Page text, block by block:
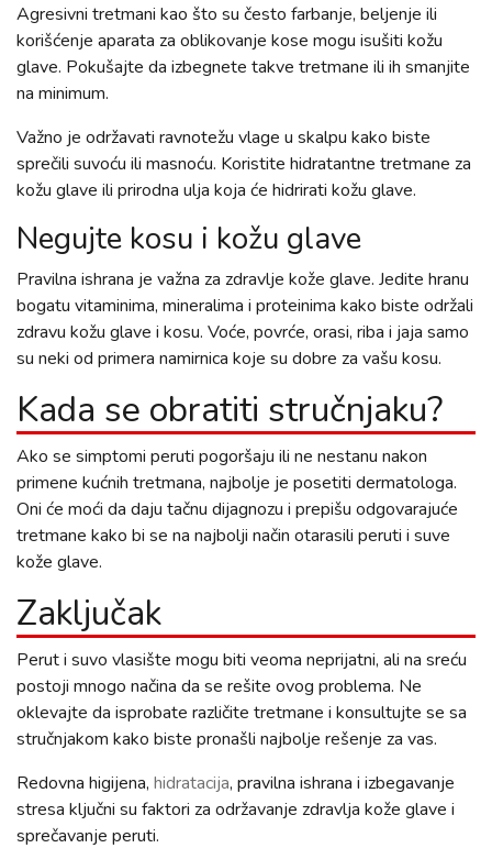
Agresivni tretmani kao što su često farbanje, beljenje ili
korišćenje aparata za oblikovanje kose mogu isušiti kožu
glave. Pokušajte da izbegnete takve tretmane ili ih smanjite
na minimum.
Važno je održavati ravnotežu vlage u skalpu kako biste
sprečili suvoću ili masnoću. Koristite hidratantne tretmane za
kožu glave ili prirodna ulja koja će hidrirati kožu glave.
Negujte kosu i kožu glave
Pravilna ishrana je važna za zdravlje kože glave. Jedite hranu
bogatu vitaminima, mineralima i proteinima kako biste održali
zdravu kožu glave i kosu. Voće, povrće, orasi, riba i jaja samo
su neki od primera namirnica koje su dobre za vašu kosu.
Kada se obratiti stručnjaku?
Ako se simptomi peruti pogoršaju ili ne nestanu nakon
primene kućnih tretmana, najbolje je posetiti dermatologa.
Oni će moći da daju tačnu dijagnozu i prepišu odgovarajuće
tretmane kako bi se na najbolji način otarasili peruti i suve
kože glave.
Zaključak
Perut i suvo vlasište mogu biti veoma neprijatni, ali na sreću
postoji mnogo načina da se rešite ovog problema. Ne
oklevajte da isprobate različite tretmane i konsultujte se sa
stručnjakom kako biste pronašli najbolje rešenje za vas.
Redovna higijena, hidratacija, pravilna ishrana i izbegavanje
stresa ključni su faktori za održavanje zdravlja kože glave i
sprečavanje peruti.